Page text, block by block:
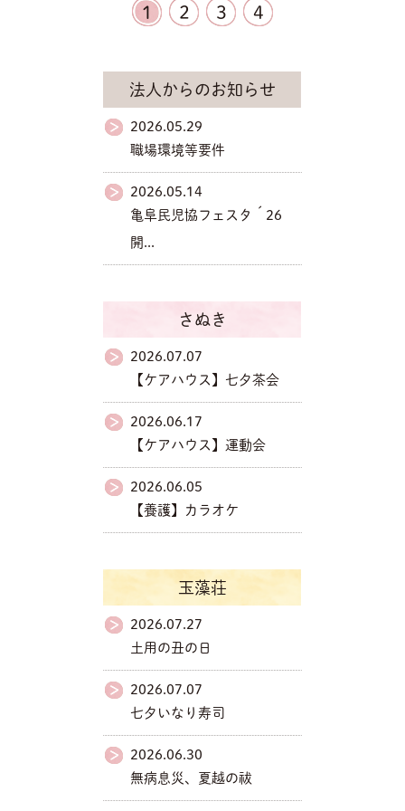
1 2 3 4
法人からのお知らせ
2026.05.29
職場環境等要件
2026.05.14
亀阜民児協フェスタ´26
開...
さぬき
2026.07.07
【ケアハウス】七夕茶会
2026.06.17
【ケアハウス】運動会
2026.06.05
【養護】カラオケ
玉藻荘
2026.07.27
土用の丑の日
2026.07.07
七夕いなり寿司
2026.06.30
無病息災、夏越の祓